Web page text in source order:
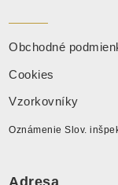
Obchodné
Cookies
Vzorkovníky
Oznámenie Slov.
Adresa